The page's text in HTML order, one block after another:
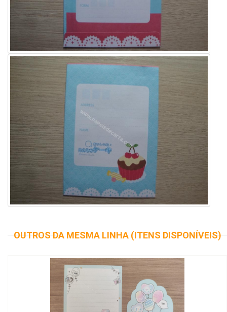
OUTROS DA MESMA LINHA (ITENS DISPONÍVEIS)